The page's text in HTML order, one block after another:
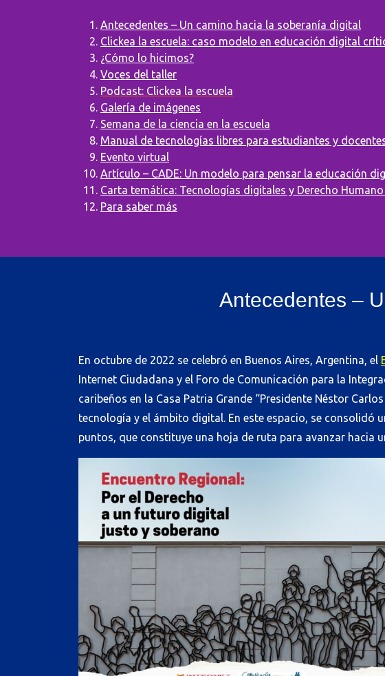
Antecedentes – Un camino hacia la soberanía digital
Clickea la escuela: caso modelo en educación digital
¿Cómo lo hicimos?
Voces del taller
Podcast: Clickea la escuela
Galería de imágenes
Semana de la ciencia en la escuela
Manual de tecnologías libres para estudiantes y
Evento virtual
Artículo – CADE: Un modelo para pensar la educación
Carta temática: Tecnologías digitales y Derecho
Para saber más
Antecedentes –
En octubre de 2022 se celebró en Buenos Aires, Argentina, el
Internet Ciudadana y el Foro de Comunicación para la
caribeños en la Casa Patria Grande “Presidente Néstor
tecnología y el ámbito digital. En este espacio, se consolidó
puntos, que constituye una hoja de ruta para avanzar hacia